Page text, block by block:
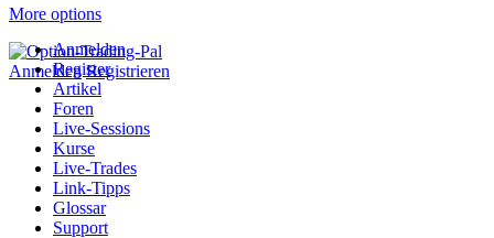
More options
Anmelden Registrieren
Anmelden
Register
Artikel
Foren
Live-Sessions
Kurse
Live-Trades
Link-Tipps
Glossar
Support